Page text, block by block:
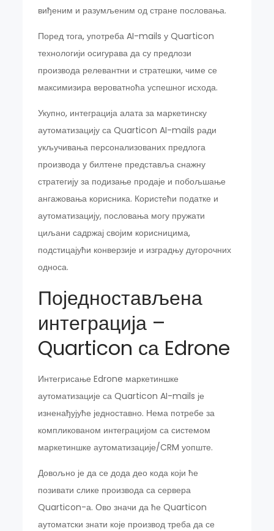
виђеним и разумљеним од стране пословања.
Поред тога, употреба AI-mails у Quarticon
технологији осигурава да су предлози
производа релевантни и стратешки, чиме се
максимизира вероватноћа успешног исхода.
Укупно, интеграција алата за маркетинску
аутоматизацију са Quarticon AI-mails ради
укључивања персонализованих предлога
производа у билтене представља снажну
стратегију за подизање продаје и побољшање
ангажовања корисника. Користећи податке и
аутоматизацију, пословања могу пружати
циљани садржај својим корисницима,
подстицајући конверзије и изградњу дугорочних
односа.
Поједностављена
интеграција –
Quarticon са Edrone
Интегрисање Edrone маркетиншке
аутоматизације са Quarticon AI-mails је
изненађујуће једноставно. Нема потребе за
компликованом интеграцијом са системом
маркетиншке аутоматизације/CRM уопште.
Довољно је да се дода део кода који ће
позивати слике производа са сервера
Quarticon-а. Ово значи да ће Quarticon
аутоматски знати које производ треба да се